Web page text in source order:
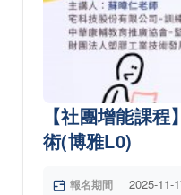
【社團增能課
術(博雅L0)
報名期間 2025-11-